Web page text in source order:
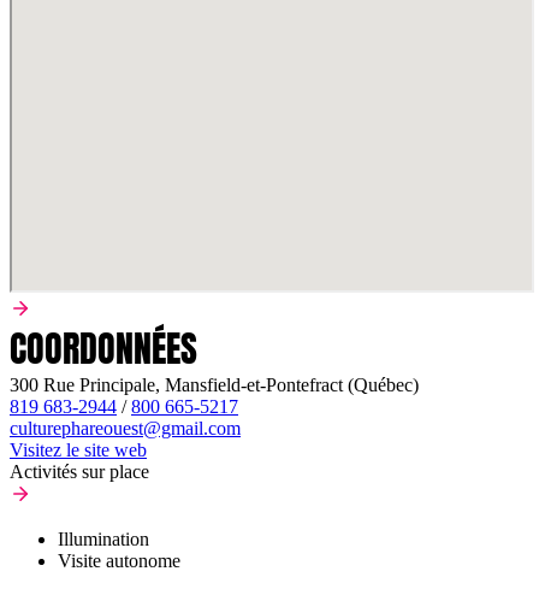
COORDONNÉES
300 Rue Principale, Mansfield-et-Pontefract (Québec)
819 683-2944 /800 665-5217
culturephareouest@gmail.com
Visitez le site web
Activités sur place
Illumination
Visite autonome